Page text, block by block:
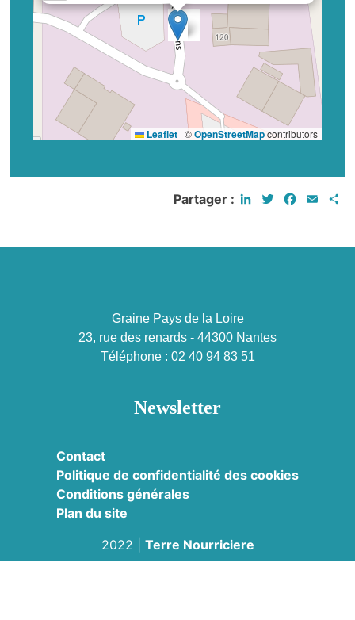
Leaflet | ©OpenStreetMapcontributors
Partager : LinkedInTwitter Email
Graine Pays de la Loire
23, rue des renards - 44300 Nantes
Téléphone : 02 40 94 83 51
Newsletter
Contact
Politique de confidentialité des cookies
Conditions générales
Plan du site
2022
Terre Nourriciere